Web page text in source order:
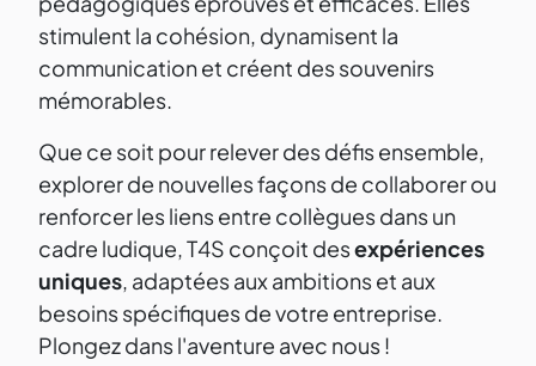
stimulent la cohésion, dynamisent la
communication et créent des souvenirs
mémorables.
Que ce soit pour relever des défis ensemble,
explorer de nouvelles façons de collaborer ou
renforcer les liens entre collègues dans un
cadre ludique, T4S conçoit desexpériences
uniques , adaptées aux ambitions et aux
besoins spécifiques de votre entreprise.
Plongez dans l'aventure avec nous !